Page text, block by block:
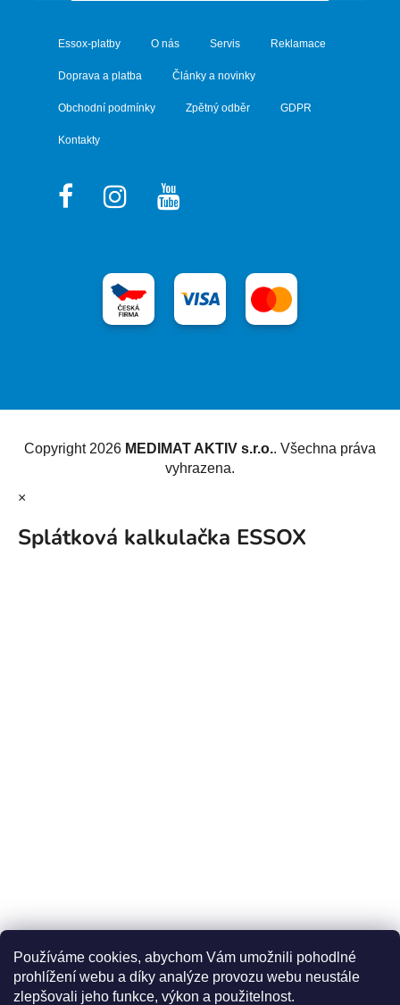
Používáme cookies, abychom Vám umožnili pohodlné
prohlížení webu a díky analýze provozu webu neustále
zlepšovali jeho funkce, výkon a použitelnost.
Essox-platby O nás Servis Reklamace
Doprava a platba Články a novinky
Obchodní podmínky Zpětný odběr GDPR
Kontakty
Copyright 2026 MEDIMAT AKTIV s.r.o.. Všechna práva
vyhrazena.
×
Splátková kalkulačka ESSOX